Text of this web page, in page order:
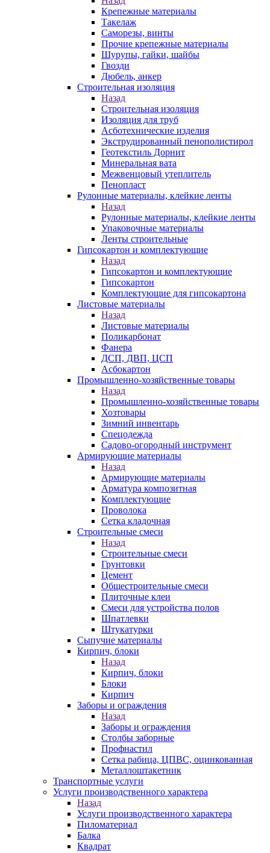
Крепежные материалы
Такелаж
Саморезы, винты
Прочие крепежные материалы
Шурупы, гайки, шайбы
Гвозди
Дюбель, анкер
Строительная изоляция
Назад
Строительная изоляция
Изоляция для труб
Асботехнические изделия
Экструдированный пенополистирол
Геотекстиль Дорнит
Минеральная вата
Межвенцовый утеплитель
Пенопласт
Рулонные материалы, клейкие ленты
Назад
Рулонные материалы, клейкие ленты
Упаковочные материалы
Ленты строительные
Гипсокартон и комплектующие
Назад
Гипсокартон и комплектующие
Гипсокартон
Комплектующие для гипсокартона
Листовые материалы
Назад
Листовые материалы
Поликарбонат
Фанера
ДСП, ДВП, ЦСП
Асбокартон
Промышленно-хозяйственные товары
Назад
Промышленно-хозяйственные товары
Хозтовары
Зимний инвентарь
Спецодежда
Садово-огородный инструмент
Армирующие материалы
Назад
Армирующие материалы
Арматура композитная
Комплектующие
Проволока
Сетка кладочная
Строительные смеси
Назад
Строительные смеси
Грунтовки
Цемент
Общестроительные смеси
Плиточные клеи
Смеси для устройства полов
Шпатлевки
Штукатурки
Сыпучие материалы
Кирпич, блоки
Назад
Кирпич, блоки
Блоки
Кирпич
Заборы и ограждения
Назад
Заборы и ограждения
Столбы заборные
Профнастил
Сетка рабица, ЦПВС, оцинкованная
Металлоштакетник
Транспортные услуги
Услуги производственного характера
Назад
Услуги производственного характера
Пиломатериал
Балка
Квадрат